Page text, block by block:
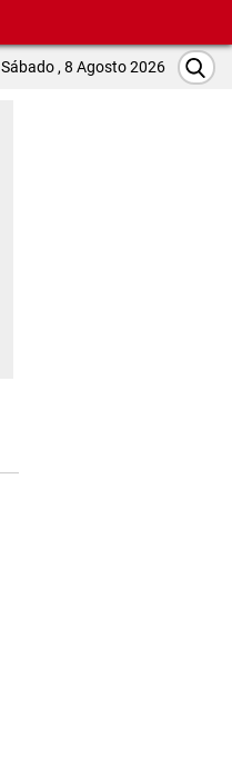
Sábado , 8 Agosto 2026